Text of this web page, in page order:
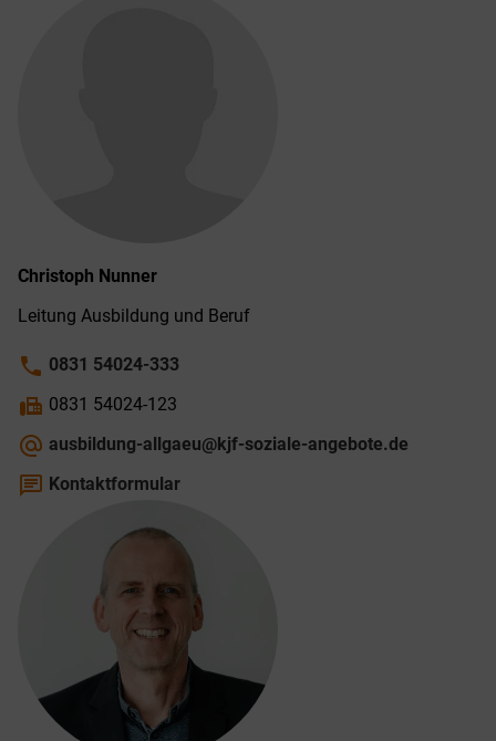
Christoph Nunner
Leitung Ausbildung und Beruf
phone 0831 54024-333
fax 0831 54024-123
alternate_email ausbildung-allgaeu@kjf-soziale-angebote.de
chat Kontaktformular